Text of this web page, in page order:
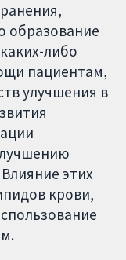
образование
либо
пациентам,
улучшения в
этих
крови,